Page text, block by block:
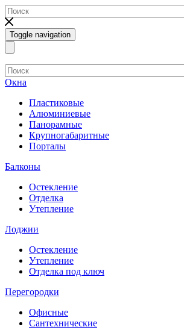
Toggle navigation
Окна
Пластиковые
Алюминиевые
Панорамные
Крупногабаритные
Порталы
Балконы
Остекление
Отделка
Утепление
Лоджии
Остекление
Утепление
Отделка под ключ
Перегородки
Офисные
Сантехнические